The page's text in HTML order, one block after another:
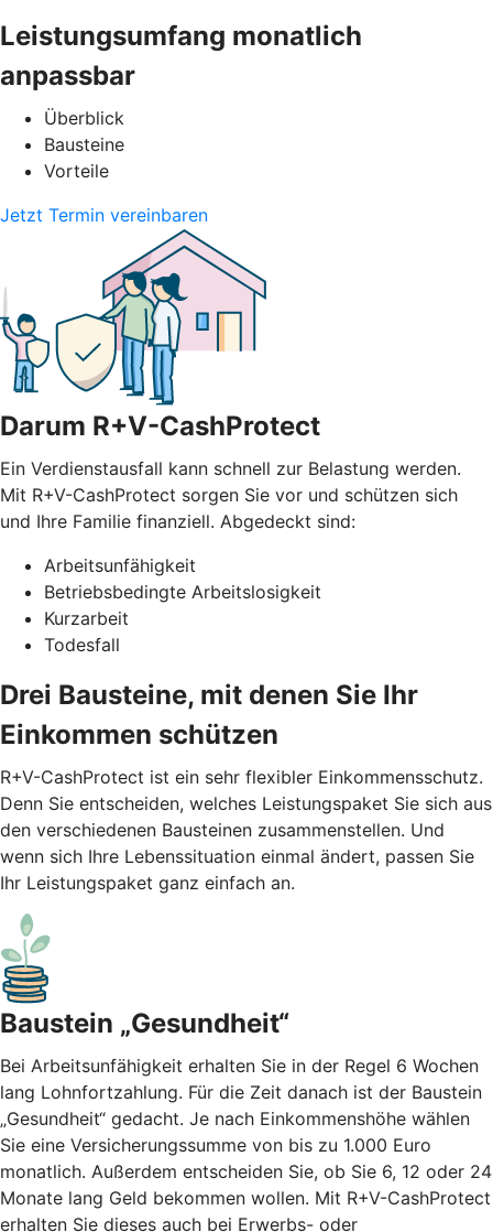
Leistungsumfang monatlich
anpassbar
Überblick
Bausteine
Vorteile
Jetzt Termin vereinbaren
Darum R+V-CashProtect
Ein Verdienstausfall kann schnell zur Belastung werden.
Mit R+V-CashProtect sorgen Sie vor und schützen sich
und Ihre Familie finanziell. Abgedeckt sind:
Arbeitsunfähigkeit
Betriebsbedingte Arbeitslosigkeit
Kurzarbeit
Todesfall
Drei Bausteine, mit denen Sie Ihr
Einkommen schützen
R+V-CashProtect ist ein sehr flexibler Einkommensschutz.
Denn Sie entscheiden, welches Leistungspaket Sie sich aus
den verschiedenen Bausteinen zusammenstellen. Und
wenn sich Ihre Lebenssituation einmal ändert, passen Sie
Ihr Leistungspaket ganz einfach an.
Baustein „Gesundheit“
Bei Arbeitsunfähigkeit erhalten Sie in der Regel 6 Wochen
lang Lohnfortzahlung. Für die Zeit danach ist der Baustein
„Gesundheit“ gedacht. Je nach Einkommenshöhe wählen
Sie eine Versicherungssumme von bis zu 1.000 Euro
monatlich. Außerdem entscheiden Sie, ob Sie 6, 12 oder 24
Monate lang Geld bekommen wollen. Mit R+V-CashProtect
erhalten Sie dieses auch bei Erwerbs- oder